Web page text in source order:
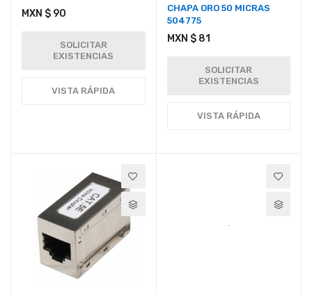
MXN $ 90
SOLICITAR
EXISTENCIAS
VISTA RÁPIDA
CHAPA ORO 50 MICRAS
504775
MXN $ 81
SOLICITAR
EXISTENCIAS
VISTA RÁPIDA